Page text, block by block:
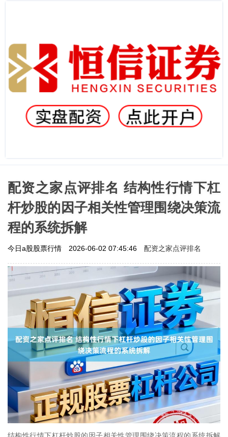
配资之家点评排名 结构性行情下杠
杆炒股的因子相关性管理围绕决策流
程的系统拆解
今日a股股票行情 2026-06-02 07:45:46 配资之家点评排名